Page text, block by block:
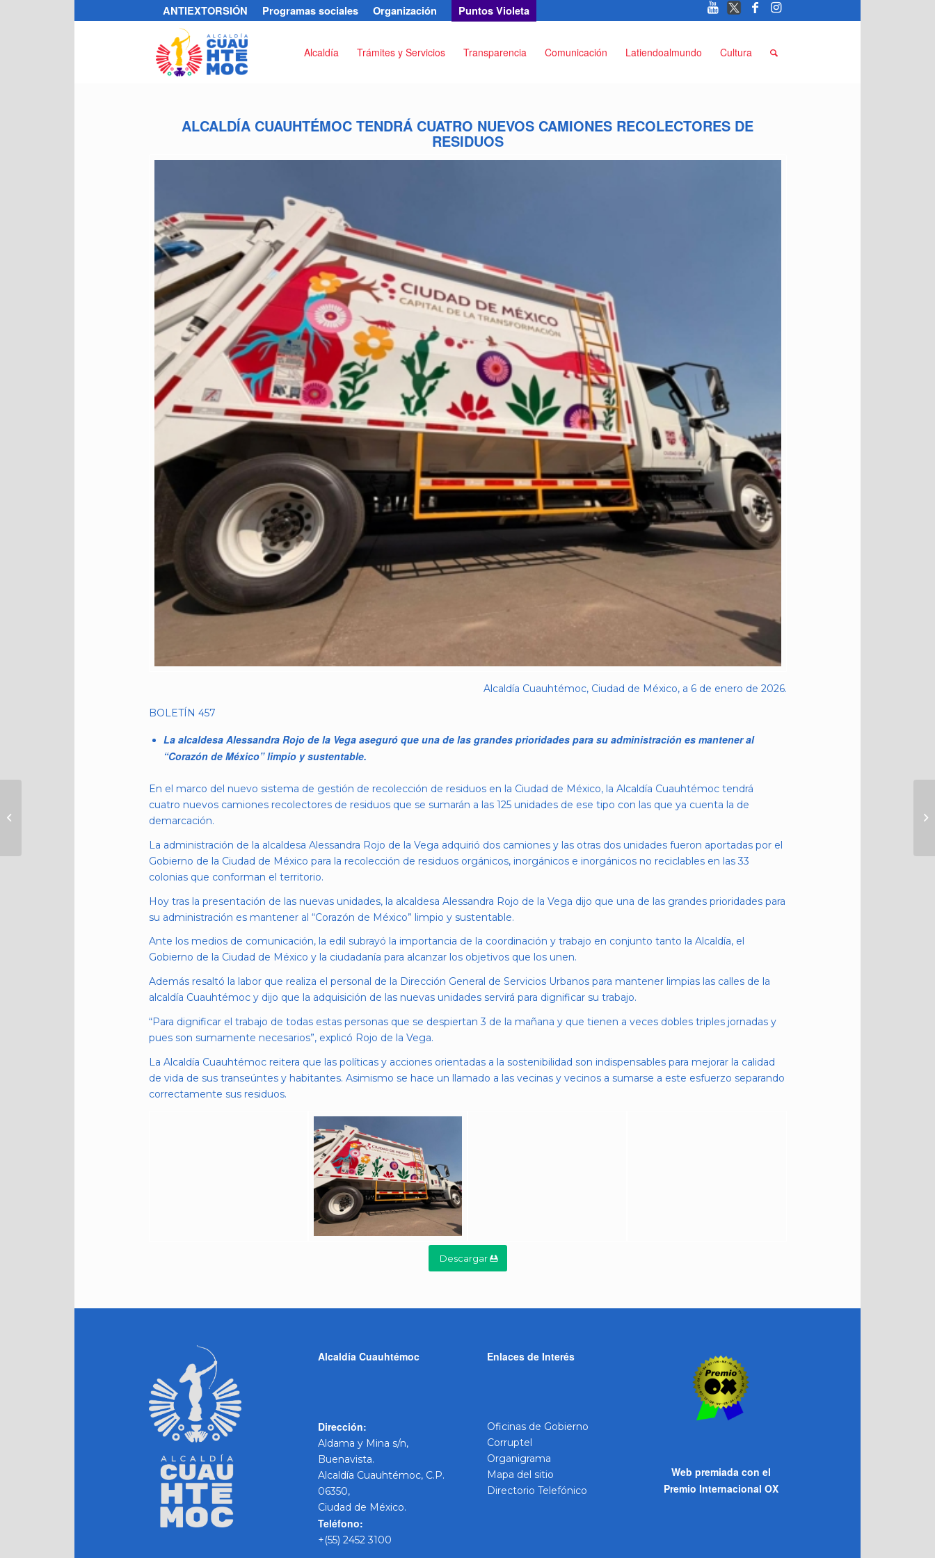
ANTIEXTORSIÓN Programas sociales Organización Puntos Violeta
Alcaldía Trámites y Servicios Transparencia Comunicación Latiendoalmundo Cultura
ALCALDÍA CUAUHTÉMOC TENDRÁ CUATRO NUEVOS CAMIONES RECOLECTORES DE
RESIDUOS
Alcaldía Cuauhtémoc, Ciudad de México, a 6 de enero de 2026.
BOLETÍN 457
La alcaldesa Alessandra Rojo de la Vega aseguró que una de las grandes prioridades para su administración es mantener al
“Corazón de México” limpio y sustentable.
En el marco del nuevo sistema de gestión de recolección de residuos en la Ciudad de México, la Alcaldía Cuauhtémoc tendrá
cuatro nuevos camiones recolectores de residuos que se sumarán a las 125 unidades de ese tipo con las que ya cuenta la de
demarcación.
La administración de la alcaldesa Alessandra Rojo de la Vega adquirió dos camiones y las otras dos unidades fueron aportadas por el
Gobierno de la Ciudad de México para la recolección de residuos orgánicos, inorgánicos e inorgánicos no reciclables en las 33
colonias que conforman el territorio.
Hoy tras la presentación de las nuevas unidades, la alcaldesa Alessandra Rojo de la Vega dijo que una de las grandes prioridades para
su administración es mantener al “Corazón de México” limpio y sustentable.
Ante los medios de comunicación, la edil subrayó la importancia de la coordinación y trabajo en conjunto tanto la Alcaldía, el
Gobierno de la Ciudad de México y la ciudadanía para alcanzar los objetivos que los unen.
Además resaltó la labor que realiza el personal de la Dirección General de Servicios Urbanos para mantener limpias las calles de la
alcaldía Cuauhtémoc y dijo que la adquisición de las nuevas unidades servirá para dignificar su trabajo.
“Para dignificar el trabajo de todas estas personas que se despiertan 3 de la mañana y que tienen a veces dobles triples jornadas y
pues son sumamente necesarios”, explicó Rojo de la Vega.
La Alcaldía Cuauhtémoc reitera que las políticas y acciones orientadas a la sostenibilidad son indispensables para mejorar la calidad
de vida de sus transeúntes y habitantes. Asimismo se hace un llamado a las vecinas y vecinos a sumarse a este esfuerzo separando
correctamente sus residuos.
Descargar
Alcaldía Cuauhtémoc
Dirección:
Aldama y Mina s/n,
Buenavista.
Alcaldía Cuauhtémoc, C.P.
06350,
Ciudad de México.
Teléfono:
+(55) 2452 3100
Enlaces de Interés
Oficinas de Gobierno
Corruptel
Organigrama
Mapa del sitio
Directorio Telefónico
Web premiada con el
Premio Internacional OX